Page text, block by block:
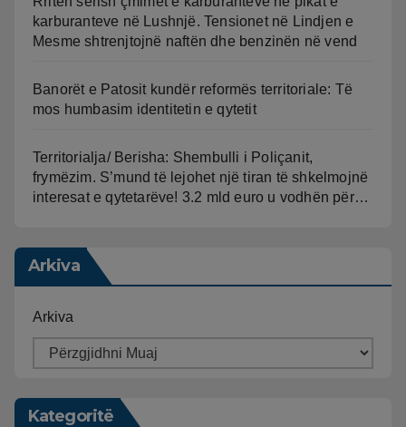
karburanteve në Lushnjë. Tensionet në Lindjen e
Mesme shtrenjtojnë naftën dhe benzinën në vend
Banorët e Patosit kundër reformës territoriale: Të
mos humbasim identitetin e qytetit
Territorialja/ Berisha: Shembulli i Poliçanit,
frymëzim. S’mund të lejohet një tiran të shkelmojnë
interesat e qytetarëve! 3.2 mld euro u vodhën për…
Arkiva
Arkiva
Kategoritë